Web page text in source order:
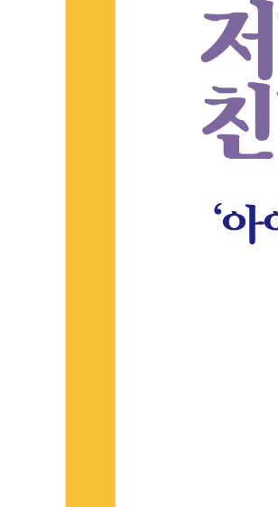
12장 코로나19 이후의 팬덤 / 신윤희